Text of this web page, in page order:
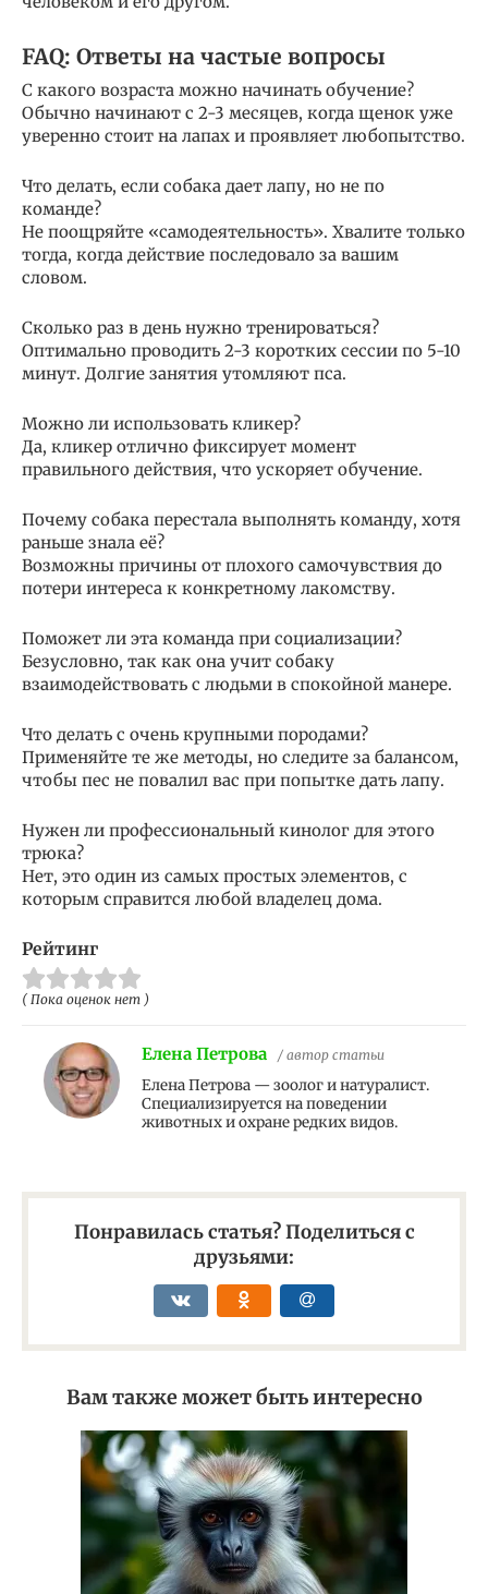
FAQ: Ответы на частые вопросы
С какого возраста можно начинать обучение?
Обычно начинают с 2-3 месяцев, когда щенок уже
уверенно стоит на лапах и проявляет любопытство.
Что делать, если собака дает лапу, но не по
команде?
Не поощряйте «самодеятельность». Хвалите только
тогда, когда действие последовало за вашим
словом.
Сколько раз в день нужно тренироваться?
Оптимально проводить 2-3 коротких сессии по 5-10
минут. Долгие занятия утомляют пса.
Можно ли использовать кликер?
Да, кликер отлично фиксирует момент
правильного действия, что ускоряет обучение.
Почему собака перестала выполнять команду, хотя
раньше знала её?
Возможны причины от плохого самочувствия до
потери интереса к конкретному лакомству.
Поможет ли эта команда при социализации?
Безусловно, так как она учит собаку
взаимодействовать с людьми в спокойной манере.
Что делать с очень крупными породами?
Применяйте те же методы, но следите за балансом,
чтобы пес не повалил вас при попытке дать лапу.
Нужен ли профессиональный кинолог для этого
трюка?
Нет, это один из самых простых элементов, с
которым справится любой владелец дома.
Рейтинг
( Пока оценок нет )
Елена Петрова / автор статьи
Елена Петрова — зоолог и натуралист.
Специализируется на поведении
животных и охране редких видов.
Понравилась статья? Поделиться с
друзьями:
Вам также может быть интересно